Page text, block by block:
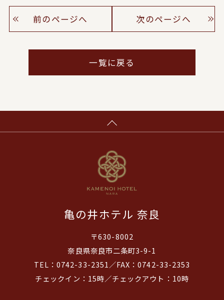
前のページへ 次のページへ
一覧に戻る
亀の井ホテル 奈良
〒630-8002
奈良県奈良市二条町3-9-1
TEL：0742-33-2351／FAX：0742-33-2353
チェックイン：15時／チェックアウト：10時